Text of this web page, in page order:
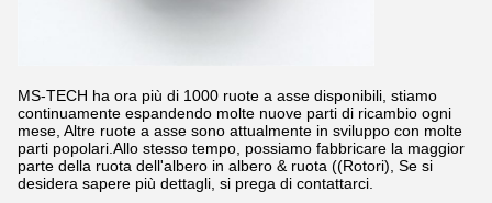
MS-TECH ha ora più di 1000 ruote a asse disponibili, stiamo
continuamente espandendo molte nuove parti di ricambio ogni
mese, Altre ruote a asse sono attualmente in sviluppo con molte
parti popolari.Allo stesso tempo, possiamo fabbricare la maggior
parte della ruota dell'albero in albero & ruota ((Rotori), Se si
desidera sapere più dettagli, si prega di contattarci.